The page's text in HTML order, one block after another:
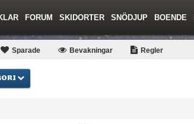
FORUM SKIDORTER SNÖDJUP BOENDE
Sparade Bevakningar Regler